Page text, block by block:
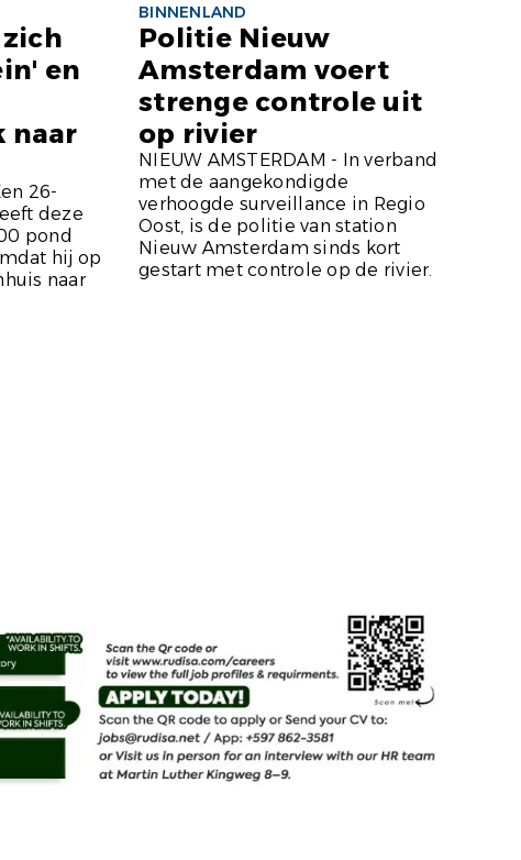
en
naar
26-
deze
pond
hij op
naar
BINNENLAND
Politie Nieuw
Amsterdam voert
strenge controle uit
op rivier
NIEUW AMSTERDAM - In verband
met de aangekondigde
verhoogde surveillance in Regio
Oost, is de politie van station
Nieuw Amsterdam sinds kort
gestart met controle op de rivier.